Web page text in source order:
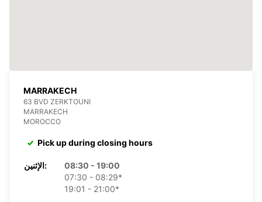
MARRAKECH
63 BVD ZERKTOUNI
MARRAKECH
MOROCCO
Pick up during closing hours
الإثنين:
08:30 - 19:00
07:30 - 08:29*
19:01 - 21:00*